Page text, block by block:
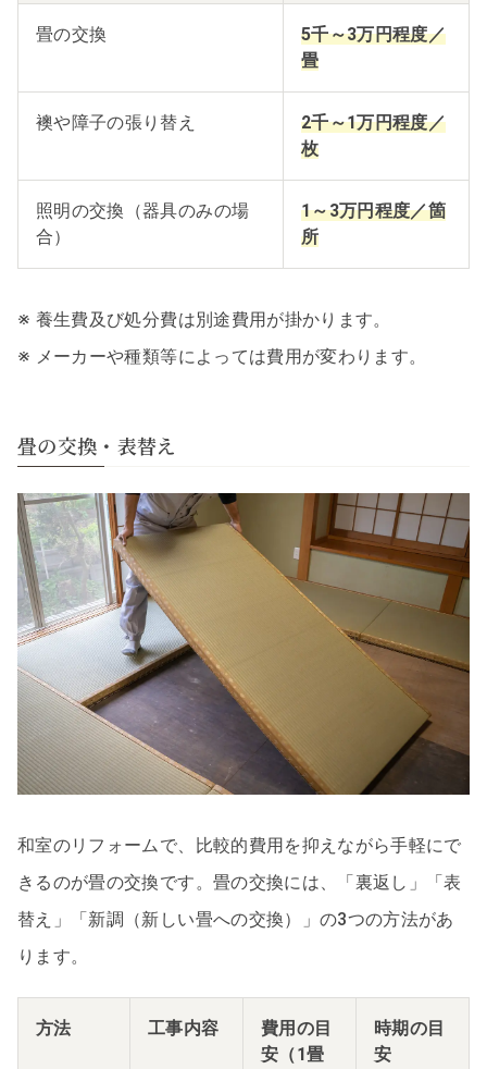
畳の交換
5千～3万円程度／
畳
襖や障子の張り替え
2千～1万円程度／
枚
照明の交換（器具のみの場
合）
1～3万円程度／箇
所
※ 養生費及び処分費は別途費用が掛かります。
※ メーカーや種類等によっては費用が変わります。
畳の交換・表替え
和室のリフォームで、比較的費用を抑えながら手軽にで
きるのが畳の交換です。畳の交換には、「裏返し」「表
替え」「新調（新しい畳への交換）」の3つの方法があ
ります。
方法 工事内容
費用の目
安（1畳
時期の目
安